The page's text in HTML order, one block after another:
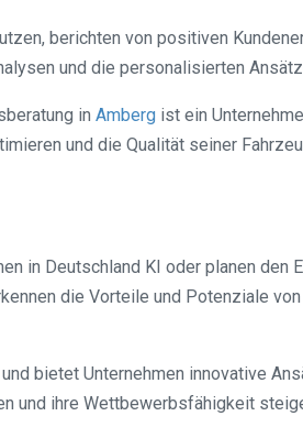
berichten von positiven
und die personalisierten
in Amberg ist ein
und die Qualität seiner
in Deutschland KI oder planen
die Vorteile und Potenziale
bietet Unternehmen innovative
und ihre Wettbewerbsfähigkeit